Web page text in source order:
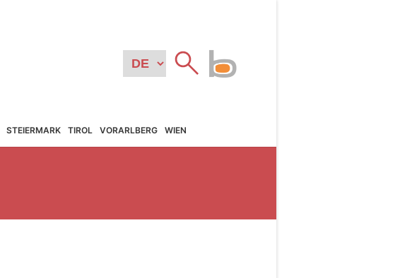
STEIER­MARK TIROL VORARL­BERG WIEN